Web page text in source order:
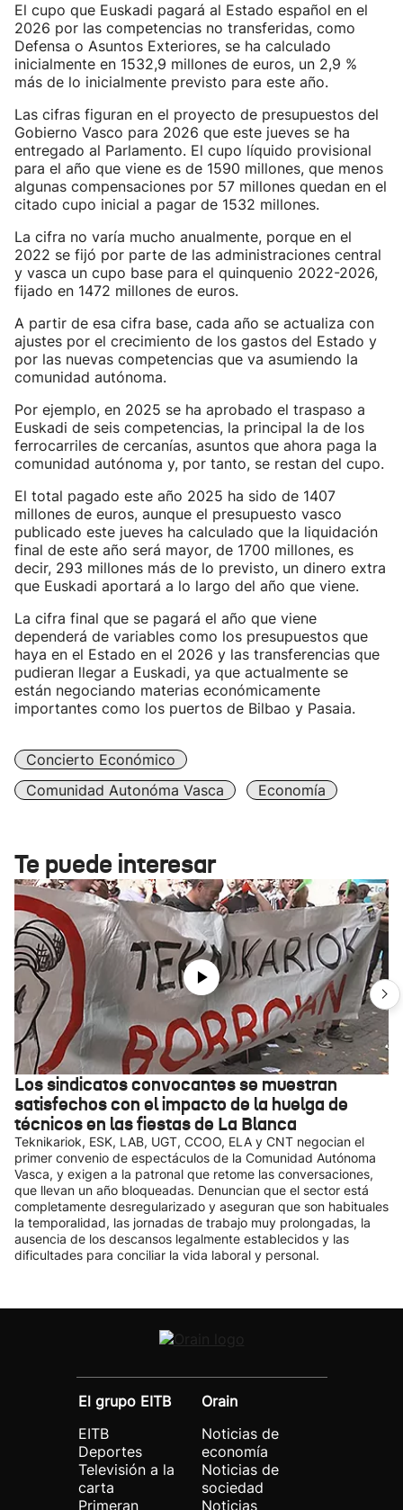
El cupo que Euskadi pagará al Estado español en el
2026 por las competencias no transferidas, como
Defensa o Asuntos Exteriores, se ha calculado
inicialmente en 1532,9 millones de euros, un 2,9 %
más de lo inicialmente previsto para este año.
Las cifras figuran en el proyecto de presupuestos del
Gobierno Vasco para 2026 que este jueves se ha
entregado al Parlamento. El cupo líquido provisional
para el año que viene es de 1590 millones, que menos
algunas compensaciones por 57 millones quedan en el
citado cupo inicial a pagar de 1532 millones.
La cifra no varía mucho anualmente, porque en el
2022 se fijó por parte de las administraciones central
y vasca un cupo base para el quinquenio 2022-2026,
fijado en 1472 millones de euros.
A partir de esa cifra base, cada año se actualiza con
ajustes por el crecimiento de los gastos del Estado y
por las nuevas competencias que va asumiendo la
comunidad autónoma.
Por ejemplo, en 2025 se ha aprobado el traspaso a
Euskadi de seis competencias, la principal la de los
ferrocarriles de cercanías, asuntos que ahora paga la
comunidad autónoma y, por tanto, se restan del cupo.
El total pagado este año 2025 ha sido de 1407
millones de euros, aunque el presupuesto vasco
publicado este jueves ha calculado que la liquidación
final de este año será mayor, de 1700 millones, es
decir, 293 millones más de lo previsto, un dinero extra
que Euskadi aportará a lo largo del año que viene.
La cifra final que se pagará el año que viene
dependerá de variables como los presupuestos que
haya en el Estado en el 2026 y las transferencias que
pudieran llegar a Euskadi, ya que actualmente se
están negociando materias económicamente
importantes como los puertos de Bilbao y Pasaia.
Concierto Económico
Comunidad Autonóma Vasca
Economía
Te puede interesar
Los sindicatos convocantes se muestran
satisfechos con el impacto de la huelga de
técnicos en las fiestas de La Blanca
Teknikariok, ESK, LAB, UGT, CCOO, ELA y CNT negocian el
primer convenio de espectáculos de la Comunidad Autónoma
Vasca, y exigen a la patronal que retome las conversaciones,
que llevan un año bloqueadas. Denuncian que el sector está
completamente desregularizado y aseguran que son habituales
la temporalidad, las jornadas de trabajo muy prolongadas, la
ausencia de los descansos legalmente establecidos y las
dificultades para conciliar la vida laboral y personal.
El grupo EITB
EITB
Deportes
Televisión a la
carta
Primeran
Orain
Noticias de
economía
Noticias de
sociedad
Noticias